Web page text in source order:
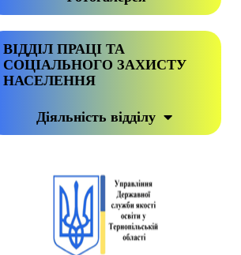
ВІДДІЛ ПРАЦІ ТА
СОЦІАЛЬНОГО ЗАХИСТУ
НАСЕЛЕННЯ
Діяльність відділу